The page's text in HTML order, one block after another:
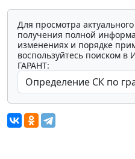
Для просмотра
получения полной
изменениях и порядке
воспользуйтесь поиском
ГАРАНТ: